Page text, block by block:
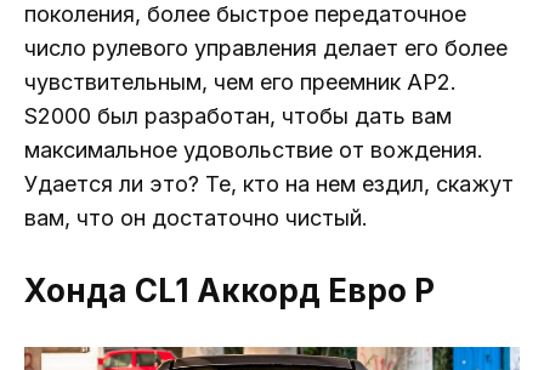
поколения, более быстрое передаточное
число рулевого управления делает его более
чувствительным, чем его преемник AP2.
S2000 был разработан, чтобы дать вам
максимальное удовольствие от вождения.
Удается ли это? Те, кто на нем ездил, скажут
вам, что он достаточно чистый.
Хонда CL1 Аккорд Евро Р